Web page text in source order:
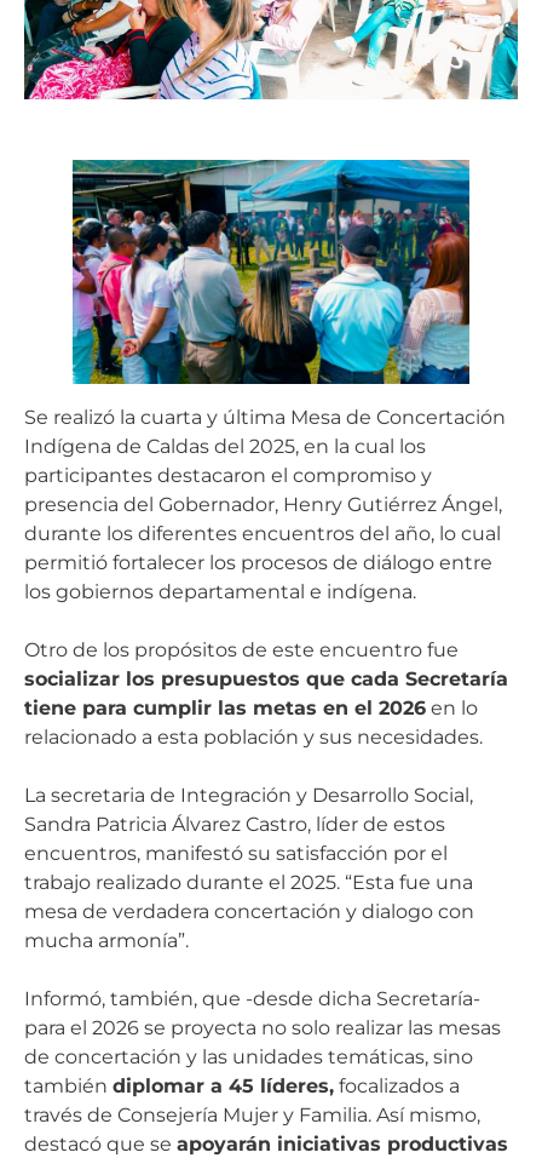
Se realizó la cuarta y última Mesa de Concertación
Indígena de Caldas del 2025, en la cual los
participantes destacaron el compromiso y
presencia del Gobernador, Henry Gutiérrez Ángel,
durante los diferentes encuentros del año, lo cual
permitió fortalecer los procesos de diálogo entre
los gobiernos departamental e indígena.
Otro de los propósitos de este encuentro fue
socializar los presupuestos que cada Secretaría
tiene para cumplir las metas en el 2026 en lo
relacionado a esta población y sus necesidades.
La secretaria de Integración y Desarrollo Social,
Sandra Patricia Álvarez Castro, líder de estos
encuentros, manifestó su satisfacción por el
trabajo realizado durante el 2025. “Esta fue una
mesa de verdadera concertación y dialogo con
mucha armonía”.
Informó, también, que -desde dicha Secretaría-
para el 2026 se proyecta no solo realizar las mesas
de concertación y las unidades temáticas, sino
también diplomar a 45 líderes, focalizados a
través de Consejería Mujer y Familia. Así mismo,
destacó que se apoyarán iniciativas productivas